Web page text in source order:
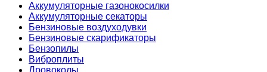
Аккумуляторные газонокосилки
Аккумуляторные секаторы
Бензиновые воздуходувки
Бензиновые скарификаторы
Бензопилы
Виброплиты
Дровоколы